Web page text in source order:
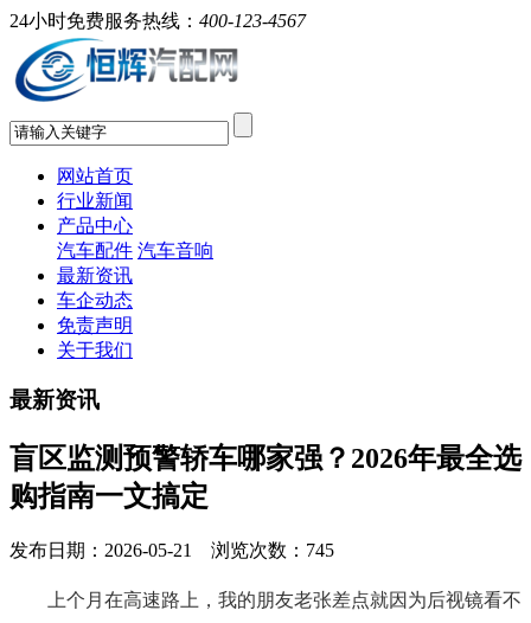
24小时免费服务热线： 400-123-4567
网站首页
行业新闻
产品中心
汽车配件 汽车音响
最新资讯
车企动态
免责声明
关于我们
最新资讯
盲区监测预警轿车哪家强？2026年最全选
购指南一文搞定
发布日期：2026-05-21 浏览次数： 745
上个月在高速路上，我的朋友老张差点就因为后视镜看不